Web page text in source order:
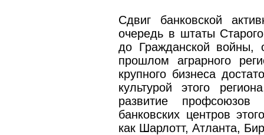
Сдвиг банковской
очередь в штаты
до Гражданской войны,
прошлом аграрного
крупного бизнеса
культурой этого
развитие
банковских центров
как Шарлотт, Атланта,